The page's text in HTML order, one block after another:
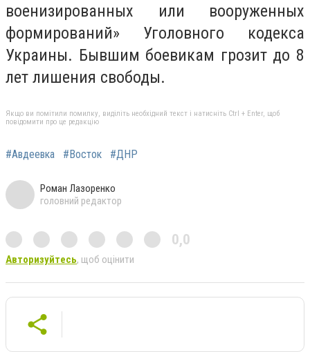
военизированных или вооруженных
формирований» Уголовного кодекса
Украины. Бывшим боевикам грозит до 8
лет лишения свободы.
Якщо ви помітили помилку, виділіть необхідний текст і натисніть Ctrl + Enter, щоб
повідомити про це редакцію
#Авдеевка #Восток #ДНР
Роман Лазоренко
головний редактор
0,0
Авторизуйтесь, щоб оцінити